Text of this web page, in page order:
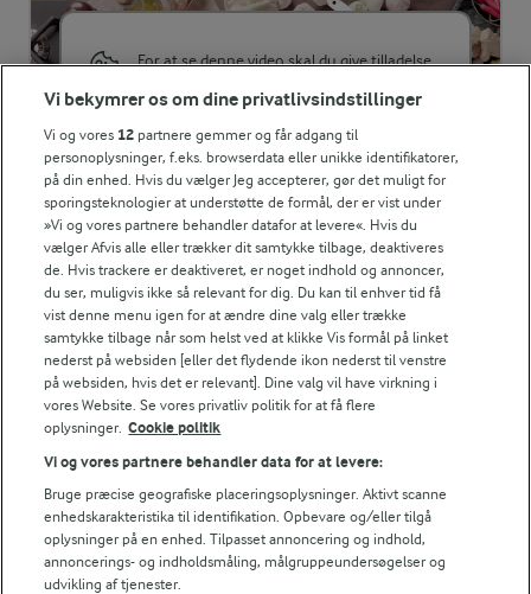
ENERGI PR 100 G
Fiber:
0,1 g
Protein:
4 g
Fedt:
0,1 g
Kulhydrat:
34,3 g
For at se denne video skal du give tilladelse
RELATERET VIDEO
Sådan knuser og hakker du hvidløg
Karolines køkken viser, hvordan du nemt knuser eller
hakker et fed hvidløg.
Andre gode forslag
Vi bekymrer os om dine privatlivsindstillinger
Vi og vores 12 partnere gemmer og får adgang til
personoplysninger, f.eks. browserdata eller unikke identifikatorer,
på din enhed. Hvis du vælger Jeg accepterer, gør det muligt for
sporingsteknologier at understøtte de formål, der er vist under
»Vi og vores partnere behandler datafor at levere«. Hvis du
vælger Afvis alle eller trækker dit samtykke tilbage, deaktiveres
de. Hvis trackere er deaktiveret, er noget indhold og annoncer,
du ser, muligvis ikke så relevant for dig. Du kan til enhver tid få
vist denne menu igen for at ændre dine valg eller trække
samtykke tilbage når som helst ved at klikke Vis formål på linket
nederst på websiden [eller det flydende ikon nederst til venstre
på websiden, hvis det er relevant]. Dine valg vil have virkning i
vores Website. Se vores privatliv politik for at få flere
oplysninger. Cookie politik
Vi og vores partnere behandler data for at levere:
Bruge præcise geografiske placeringsoplysninger. Aktivt scanne
enhedskarakteristika til identifikation. Opbevare og/eller tilgå
oplysninger på en enhed. Tilpasset annoncering og indhold,
annoncerings- og indholdsmåling, målgruppeundersøgelser og
udvikling af tjenester.